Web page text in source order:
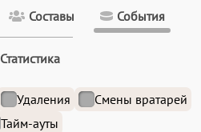
Составы События
Статистика
Удаления
Смены вратарей
Тайм-ауты